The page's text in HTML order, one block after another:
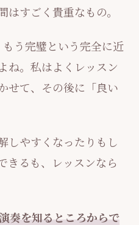
はすごく貴重なもの。
う完璧という完全に近
ね。私はよくレッスン
せて、その後に「良い
しやすくなったりもし
きるも、レッスンなら
奏を知るところからで